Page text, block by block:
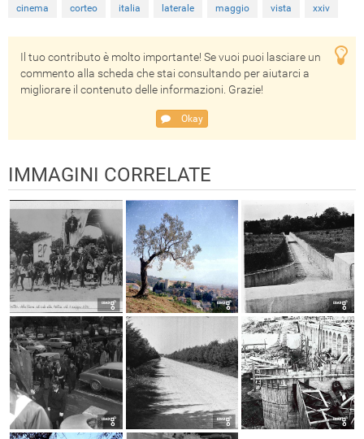
cinema corteo italia laterale maggio vista xxiv
Il tuo contributo è molto importante! Se vuoi puoi lasciare un
commento alla scheda che stai consultando per aiutarci a
migliorare il contenuto delle informazioni. Grazie!
Okay
IMMAGINI CORRELATE